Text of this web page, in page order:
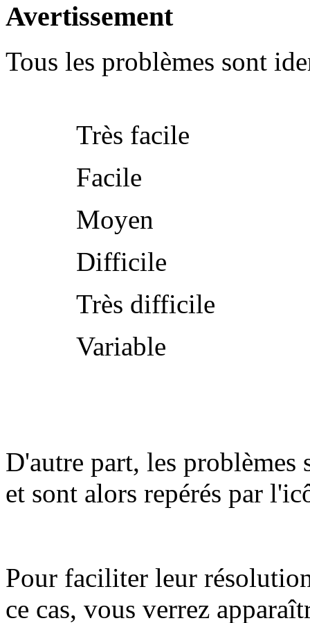
Avertissement
Tous les problèmes sont
Très facile
Facile
Moyen
Difficile
Très difficile
Variable
D'autre part, les problèmes
et sont alors repérés par
Pour faciliter leur
ce cas, vous verrez